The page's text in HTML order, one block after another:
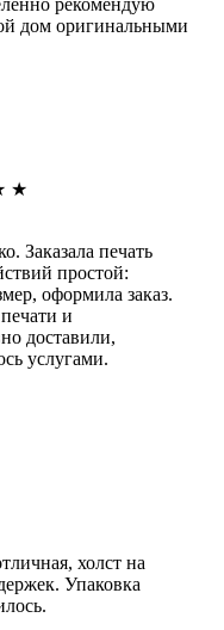
дом оригинальными
★
Заказала печать
простой:
оформила заказ.
и
доставили,
услугами.
холст на
Упаковка